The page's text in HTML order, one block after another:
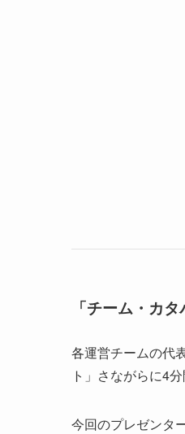
「チーム・カ
各運営チームの代
ト」さながらに4
今回のプレゼンタ